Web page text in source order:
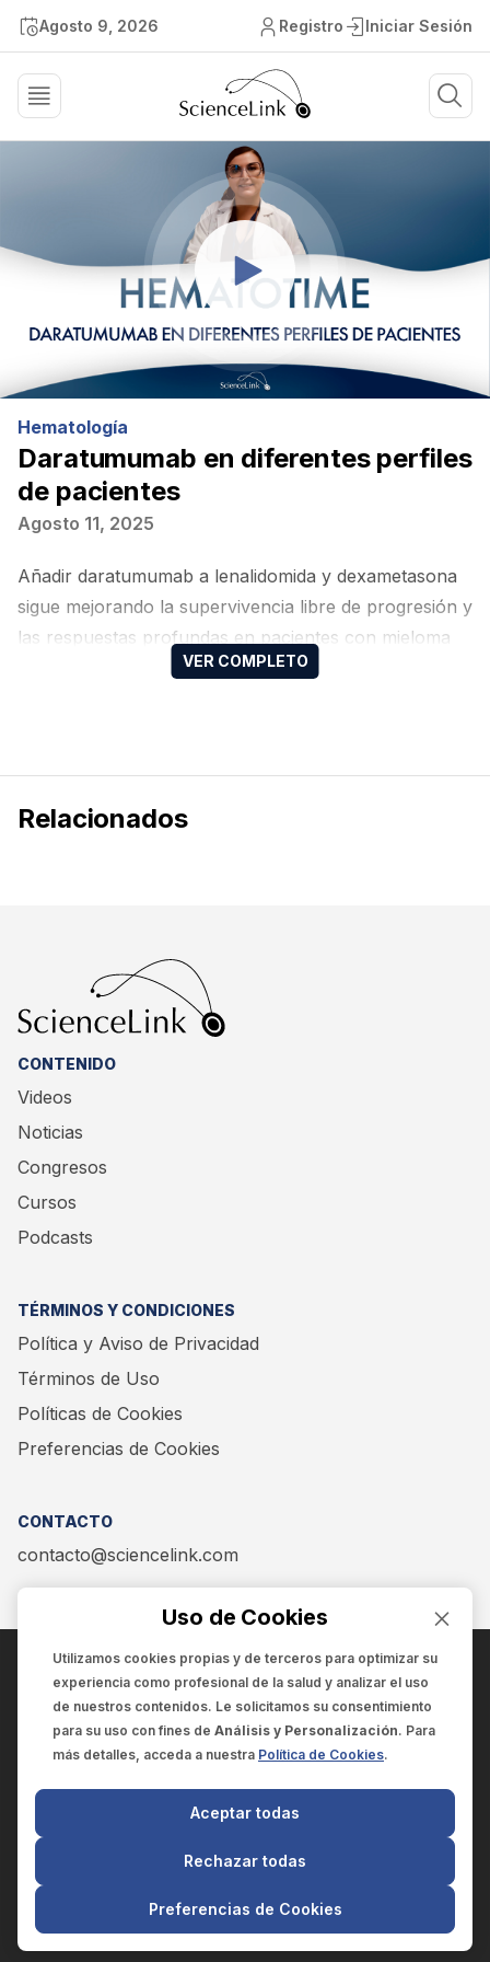
Agosto 9, 2026 Registro Iniciar Sesión
Hematología
Daratumumab en diferentes perfiles
de pacientes
Agosto 11, 2025
Añadir daratumumab a lenalidomida y dexametasona
sigue mejorando la supervivencia libre de progresión y
las respuestas profundas en pacientes con mieloma
múltiple, incluso en aquellos clasificados como frágiles
Relacionados
CONTENIDO
Videos
Noticias
Congresos
Cursos
Podcasts
TÉRMINOS Y CONDICIONES
Política y Aviso de Privacidad
Términos de Uso
Políticas de Cookies
Preferencias de Cookies
CONTACTO
contacto@sciencelink.com
ENCUÉNTRANOS EN:
SCIENCELINK
SCILINK COMUNICACIÓN CIENTÍFICA SC
El contenido y la información de este sitio web es exclusivo
para profesionales de la salud.
Uso de Cookies
Utilizamos cookies propias y de terceros para optimizar su
experiencia como profesional de la salud y analizar el uso
de nuestros contenidos. Le solicitamos su consentimiento
para su uso con fines de Análisis y Personalización. Para
más detalles, acceda a nuestra Política de Cookies.
Preferencias de Cookies
Rechazar todas
Aceptar todas